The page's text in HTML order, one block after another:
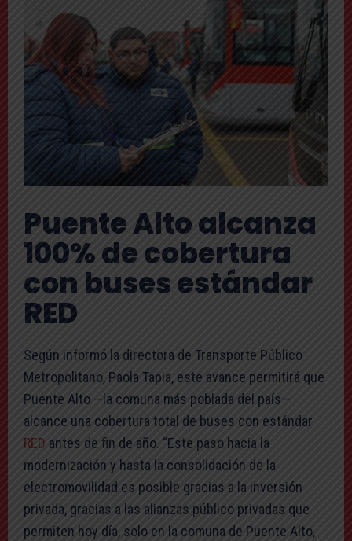
Puente Alto alcanza
100% de cobertura
con buses estándar
RED
Según informó la directora de Transporte Público
Metropolitano, Paola Tapia, este avance permitirá que
Puente Alto —la comuna más poblada del país—
alcance una cobertura total de buses con estándar
RED antes de fin de año. “Este paso hacia la
modernización y hasta la consolidación de la
electromovilidad es posible gracias a la inversión
privada, gracias a las alianzas público privadas que
permiten hoy día, solo en la comuna de Puente Alto,